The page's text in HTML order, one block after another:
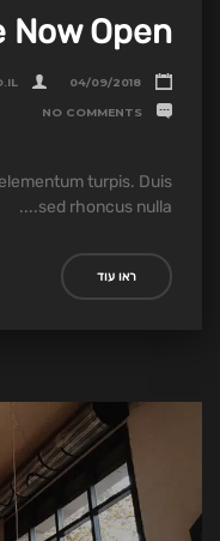
Now Open
04/09/2018
NO COMMENTS
turpis. Duis
sed rhoncus nulla....
ראו עוד